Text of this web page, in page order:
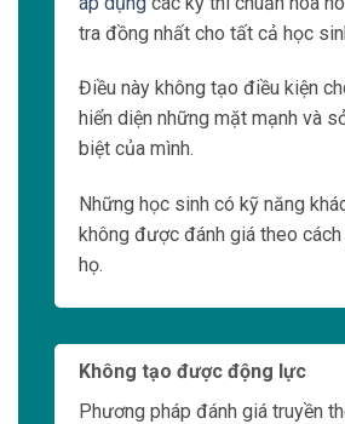
tra đồng nhất cho tất cả học
Điều này không tạo điều kiện
hiển diện những mặt mạnh và
biệt của mình.
Những học sinh có kỹ năng
không được đánh giá theo
họ.
Không tạo được động lực
Phương pháp đánh giá truyền